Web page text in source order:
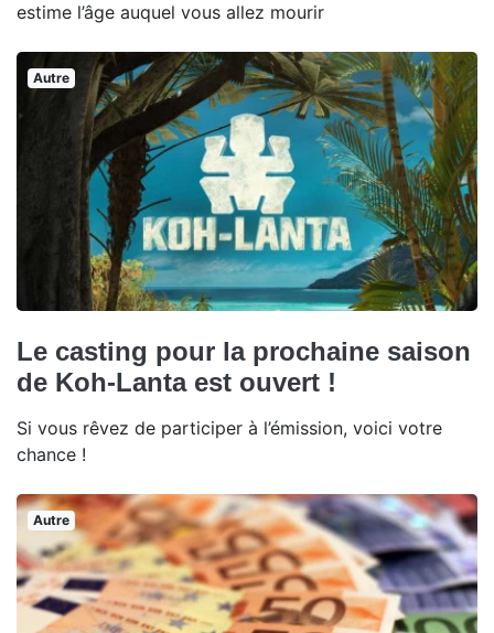
estime l’âge auquel vous allez mourir
Autre
Le casting pour la prochaine saison
de Koh-Lanta est ouvert !
Si vous rêvez de participer à l’émission, voici votre
chance !
Autre